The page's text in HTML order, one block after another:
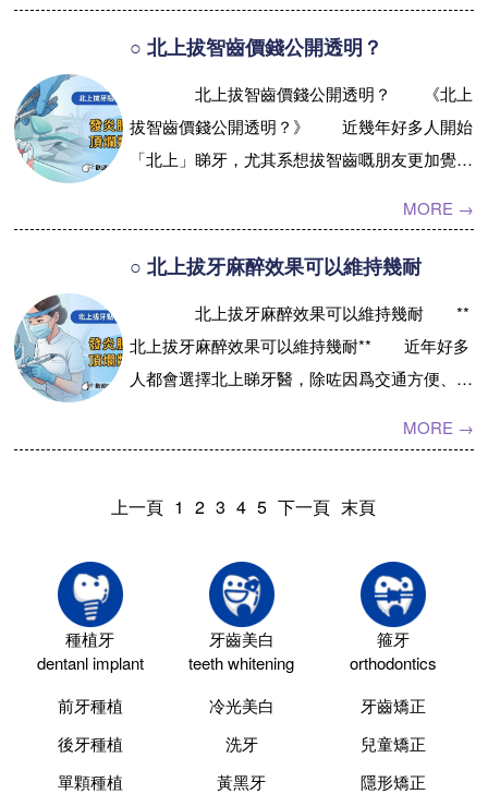
費標准唔清晰，會唔會到最後又有啲...【詳情】
○ 北上拔智齒價錢公開透明？
北上拔智齒價錢公開透明？ 《北上
拔智齒價錢公開透明？》 近幾年好多人開始
「北上」睇牙，尤其系想拔智齒嘅朋友更加覺得
見人講話「北上拔智齒價錢幾公道」...【詳情】
MORE →
○ 北上拔牙麻醉效果可以維持幾耐
北上拔牙麻醉效果可以維持幾耐 **
北上拔牙麻醉效果可以維持幾耐** 近年好多
人都會選擇北上睇牙醫，除咗因爲交通方便、預
熟。不少香港人喺考慮拔牙、洗...【詳情】
MORE →
上一頁 1 2 3 4 5 下一頁 末頁
種植牙
dentanl implant
前牙種植
後牙種植
單顆種植
牙齒美白
teeth whitening
冷光美白
洗牙
黃黑牙
箍牙
orthodontics
牙齒矯正
兒童矯正
隱形矯正